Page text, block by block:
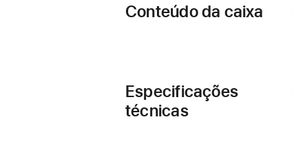
Conteúdo da caixa
Especificações
técnicas